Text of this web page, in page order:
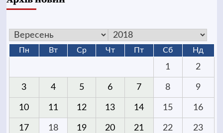
Пн Вт Ср Чт Пт Сб Нд
1 2
3 4 5 6 7 8 9
10 11 12 13 14 15 16
17 18 19 20 21 22 23